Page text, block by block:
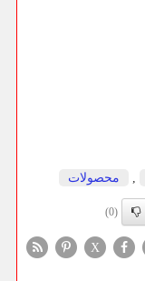
محصولات
(0)
X